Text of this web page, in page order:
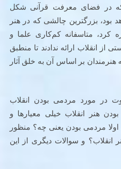
که در فضای معرفت قرآنی شکل
بود، بزرگترین چالشی که در هنر
کرد، متاسفانه کم‌کاری علما و
از انقلاب ارائه ندادند تا منطبق
بر اساس آن به خلق آثار
در مورد مردمی بودن انقلاب
هنر انقلاب خیلی معیارها و
مردمی بودن یعنی چه؟ منظور
انقلاب؟ و سوالات دیگری از این